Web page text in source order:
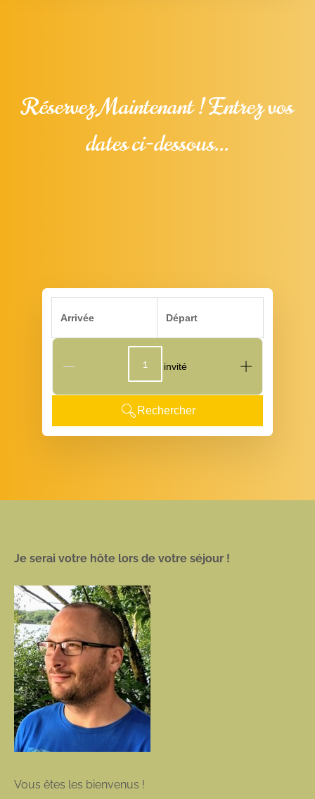
Réservez Maintenant ! Entrez vos
dates ci-dessous...
Arrivée Départ
G_People
Rechercher
Je serai votre hôte lors de votre séjour !
Vous êtes les bienvenus !